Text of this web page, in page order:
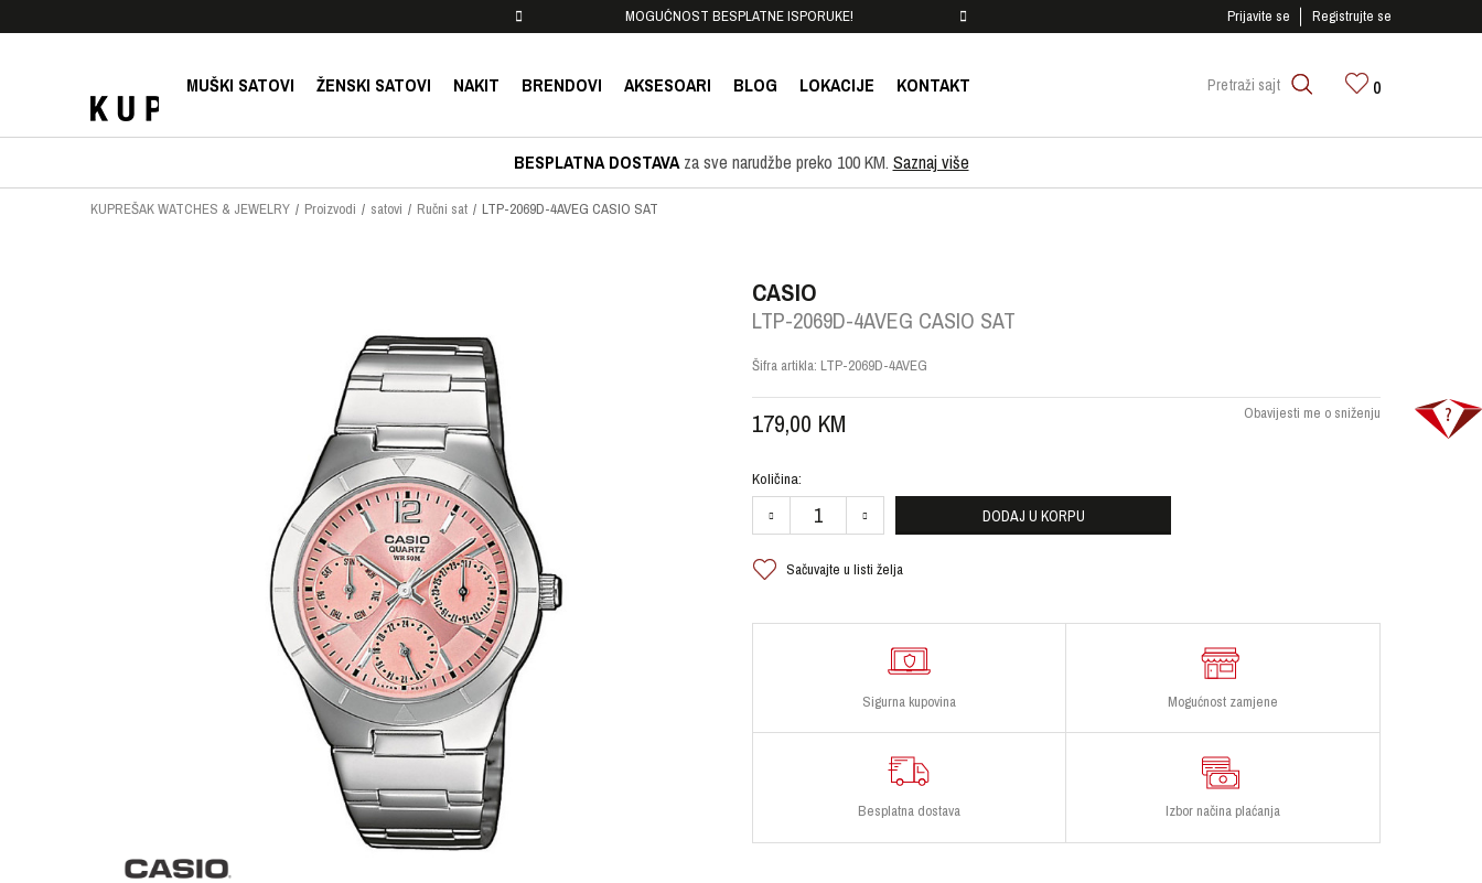
MOGUĆNOST BESPLATNE ISPORUKE! SIGURNO PLAĆANJE PLATNIM KARTICAMA!
Prijavite se Registrujte se
MUŠKI SATOVI ŽENSKI SATOVI NAKIT BRENDOVI AKSESOARI BLOG LOKACIJE KONTAKT Pretraži sajt 0
BESPLATNA DOSTAVAza sve narudžbe preko 100 KM. Saznaj više
KUPREŠAK WATCHES & JEWELRY Proizvodi satovi Ručni sat LTP-2069D-4AVEG CASIO SAT
CASIO
LTP-2069D-4AVEG CASIO SAT
Šifra artikla: LTP-2069D-4AVEG
179,00 KM Obavijesti me o sniženju
Količina:
DODAJ U KORPU
Sačuvajte u listi želja
Sigurna kupovina Mogućnost zamjene
Besplatna dostava Izbor načina plaćanja